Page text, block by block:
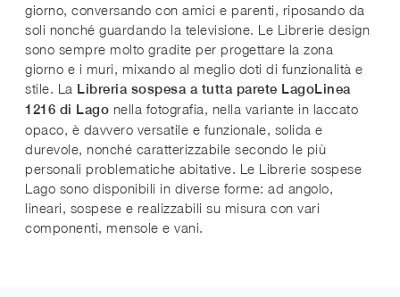
giorno, conversando con amici e parenti, riposando da
soli nonché guardando la televisione. Le Librerie design
sono sempre molto gradite per progettare la zona
giorno e i muri, mixando al meglio doti di funzionalità e
stile. La Libreria sospesa a tutta parete LagoLinea
1216 di Lago nella fotografia, nella variante in laccato
opaco, è davvero versatile e funzionale, solida e
durevole, nonché caratterizzabile secondo le più
personali problematiche abitative. Le Librerie sospese
Lago sono disponibili in diverse forme: ad angolo,
lineari, sospese e realizzabili su misura con vari
componenti, mensole e vani.